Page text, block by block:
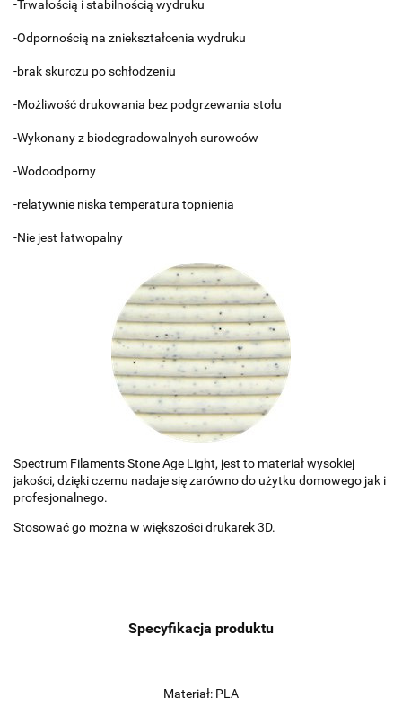
-Trwałością i stabilnością wydruku
-Odpornością na zniekształcenia wydruku
-brak skurczu po schłodzeniu
-Możliwość drukowania bez podgrzewania stołu
-Wykonany z biodegradowalnych surowców
-Wodoodporny
-relatywnie niska temperatura topnienia
-Nie jest łatwopalny
Spectrum Filaments Stone Age Light, jest to materiał wysokiej
jakości, dzięki czemu nadaje się zarówno do użytku domowego jak i
profesjonalnego.
Stosować go można w większości drukarek 3D.
Specyfikacja produktu
Materiał: PLA